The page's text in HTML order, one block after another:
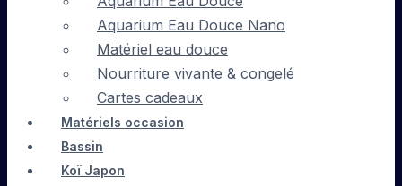
Aquarium Eau Douce Nano
Matériel eau douce
Nourriture vivante & congelé
Cartes cadeaux
Matériels occasion
Bassin
Koï Japon